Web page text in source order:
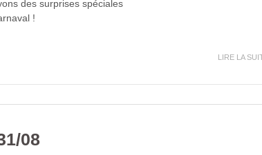
des surprises spéciales
!
LIRE LA
08